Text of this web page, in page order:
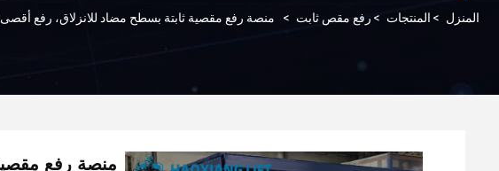
المنزل > المنتجات > رفع مقص ثابت > منصة رفع مقصية ثابتة بسطح مضاد للانزلاق، رفع أقصى 6000 ملم وقدرة تحمل عالية للخدمة الشاقة الصناعية